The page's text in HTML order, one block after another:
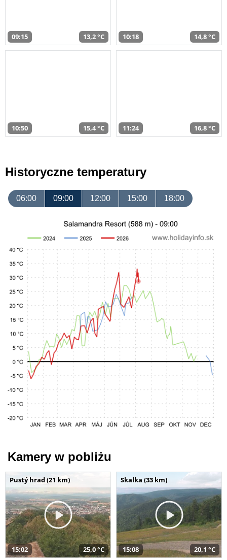
09:15 13,2 °C 10:18 14,8 °C
10:50 15,4 °C 11:24 16,8 °C
Historyczne temperatury
06:00 09:00 12:00 15:00 18:00
Kamery w pobliżu
Pustý hrad (21 km)
15:02 25,0 °C
Skalka (33 km)
15:08 20,1 °C